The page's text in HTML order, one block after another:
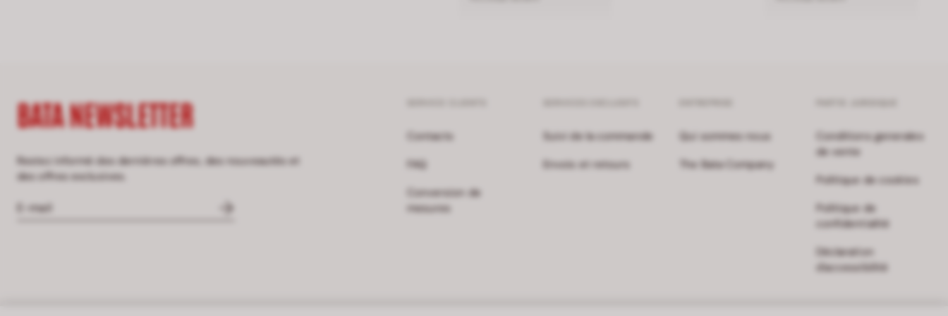
BATA NEWSLETTER
Restez informé des dernières offres, des nouveautés et
des offres exclusives.
Contacts
FAQ
Conversion de
mesures
Suivi de la commande
Envois et retours
Qui sommes nous
The Bata Company
Conditions generales
de vente
Politique de cookies
Politique de
confidentialité
Déclaration
d'accessibilité